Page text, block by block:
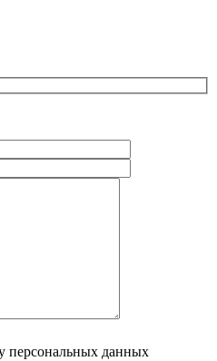
персональных данных